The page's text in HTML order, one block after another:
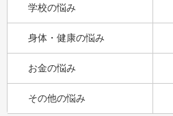
学校の悩み
身体・健康の悩み
お金の悩み
その他の悩み